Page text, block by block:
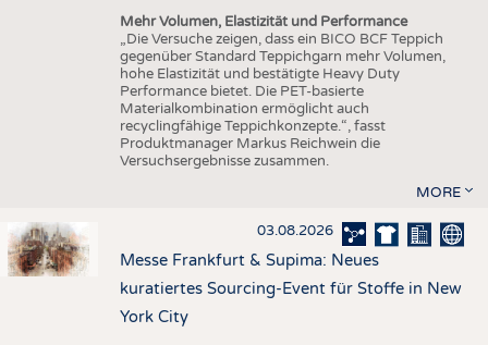
Mehr Volumen, Elastizität und Performance
„Die Versuche zeigen, dass ein BICO BCF Teppich
gegenüber Standard Teppichgarn mehr Volumen,
hohe Elastizität und bestätigte Heavy Duty
Performance bietet. Die PET-basierte
Materialkombination ermöglicht auch
recyclingfähige Teppichkonzepte.“, fasst
Produktmanager Markus Reichwein die
Versuchsergebnisse zusammen.
MORE
03.08.2026
Messe Frankfurt & Supima: Neues
kuratiertes Sourcing-Event für Stoffe in New
York City